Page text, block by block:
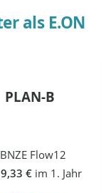
als E.ON
PLAN-B
Flow12
€ im 1. Jahr